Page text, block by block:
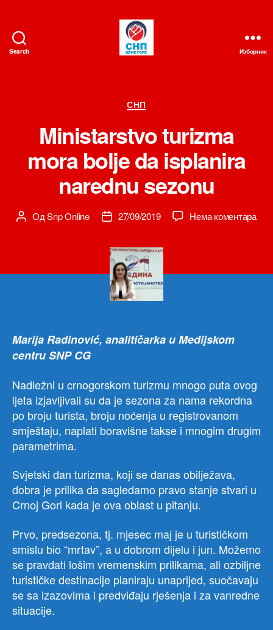
Search Изборник
Категорије
СНП
Ministarstvo turizma
mora bolje da isplanira
narednu sezonu
Аутор
ОдSnp Online
Датум27/09/2019 Нема коментарана
Marija Radinović, analitičarka u Medijskom
centru SNP CG
Nadležni u crnogorskom turizmu mnogo puta ovog
ljeta izjavljivali su da je sezona za nama rekordna
po broju turista, broju noćenja u registrovanom
smještaju, naplati boravišne takse i mnogim drugim
parametrima.
Svjetski dan turizma, koji se danas obilježava,
dobra je prilika da sagledamo pravo stanje stvari u
Crnoj Gori kada je ova oblast u pitanju.
Prvo, predsezona, tj. mjesec maj je u turističkom
smislu bio “mrtav”, a u dobrom dijelu i jun. Možemo
se pravdati lošim vremenskim prilikama, ali ozbiljne
turističke destinacije planiraju unaprijed, suočavaju
se sa izazovima i predviđaju rješenja i za vanredne
situacije.